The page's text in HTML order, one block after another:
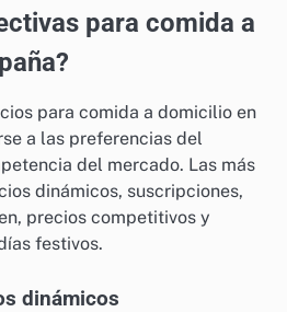
para comida a
para comida a domicilio en
a las preferencias del
del mercado. Las más
dinámicos, suscripciones,
precios competitivos y
festivos.
dinámicos